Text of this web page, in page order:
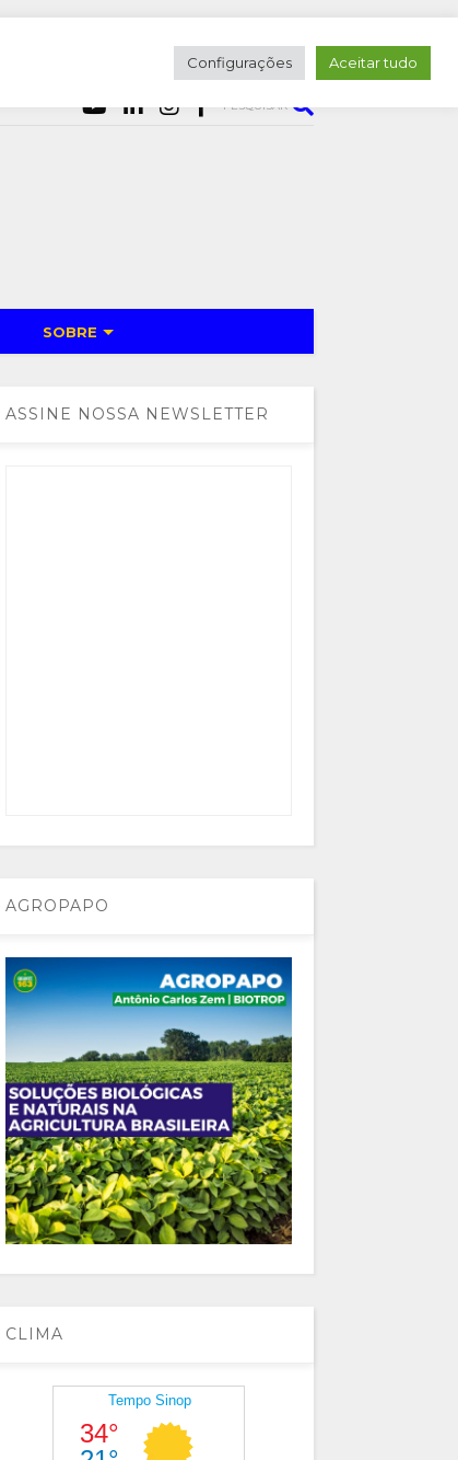
PESQUISAR
SOBRE
ASSINE NOSSA NEWSLETTER
AGROPAPO
CLIMA
Configurações Aceitar tudo